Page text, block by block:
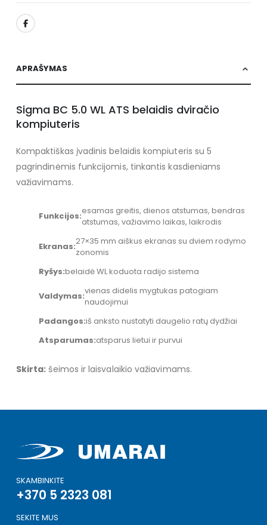
APRAŠYMAS
Sigma BC 5.0 WL ATS belaidis dviračio
kompiuteris
Kompaktiškas įvadinis belaidis kompiuteris su 5
pagrindinėmis funkcijomis, tinkantis kasdieniams
važiavimams.
Funkcijos:esamas greitis, dienos atstumas, bendras
atstumas, važiavimo laikas, laikrodis
Ekranas:27×35 mm aiškus ekranas su dviem rodymo
zonomis
Ryšys:belaidė WL koduota radijo sistema
Valdymas:vienas didelis mygtukas patogiam
naudojimui
Padangos:iš anksto nustatyti daugelio ratų dydžiai
Atsparumas:atsparus lietui ir purvui
Skirta: šeimos ir laisvalaikio važiavimams.
SKAMBINKITE
+370 5 2323 081
SEKITE MUS